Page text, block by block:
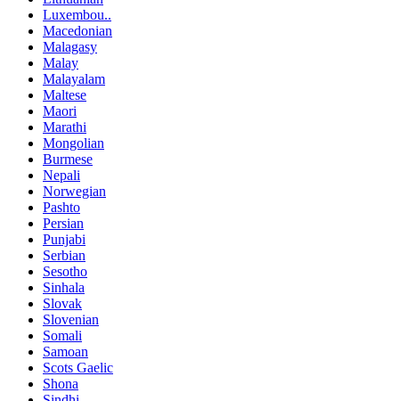
Luxembou..
Macedonian
Malagasy
Malay
Malayalam
Maltese
Maori
Marathi
Mongolian
Burmese
Nepali
Norwegian
Pashto
Persian
Punjabi
Serbian
Sesotho
Sinhala
Slovak
Slovenian
Somali
Samoan
Scots Gaelic
Shona